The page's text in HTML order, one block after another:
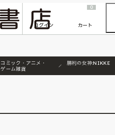
『ONE PIECE magazine 021 ONE PIECEカード付き同梱版』発売延期のご案内
ログイン
0
カート
コミック・アニメ・
ゲーム雑貨
勝利の女神:NIKKE